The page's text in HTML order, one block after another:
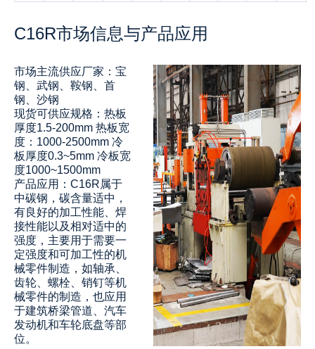
C16R市场信息与产品应用‌
市场主流供应厂家：宝
钢、武钢、鞍钢、首
钢、沙钢
现货可供应规格：热板
厚度1.5-200mm 热板宽
度：1000-2500mm 冷
板厚度0.3~5mm 冷板宽
度1000~1500mm
产品应用：‌‌C16R属于
中碳钢，碳含量适中，
有良好的加工性能、焊
接性能以及相对适中的
强度，主要用于需要一
定强度和可加工性的机
械零件制造，如轴承、
齿轮、螺栓、销钉等机
械零件的制造，也应用
于建筑桥梁管道、汽车
发动机和车轮底盘等部
位。